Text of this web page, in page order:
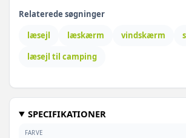
Relaterede søgninger
læsejl
læskærm vindskærm
læsejl til camping
SPECIFIKATIONER
FARVE
Gråbrun - 800 x 120 cm - 1 stk
Gråbrun - 400 x 160 cm - 1 stk
Sort - 800 x 120 cm - 1 stk